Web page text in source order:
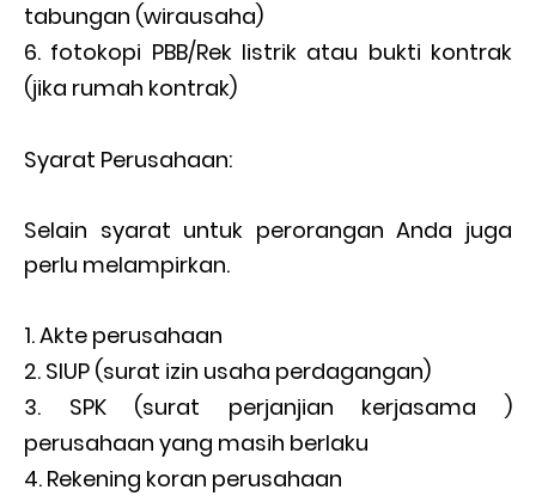
tabungan (wirausaha)
fotokopi PBB/Rek listrik atau bukti kontrak
(jika rumah kontrak)
Syarat Perusahaan:
Selain syarat untuk perorangan Anda juga
perlu melampirkan.
Akte perusahaan
SIUP (surat izin usaha perdagangan)
SPK (surat perjanjian kerjasama )
perusahaan yang masih berlaku
Rekening koran perusahaan